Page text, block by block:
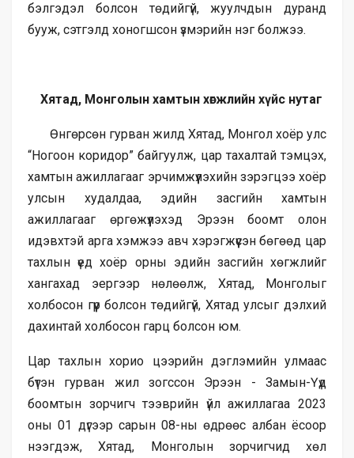
бэлгэдэл болсон төдийгүй, жуулчдын дуранд
бууж, сэтгэлд хоногшсон үзмэрийн нэг болжээ.
Хятад, Монголын хамтын хөгжлийн хүйс нутаг
Өнгөрсөн гурван жилд Хятад, Монгол хоёр улс
“Ногоон коридор” байгуулж, цар тахалтай тэмцэх,
хамтын ажиллагааг эрчимжүүлэхийн зэрэгцээ хоёр
улсын худалдаа, эдийн засгийн хамтын
ажиллагааг өргөжүүлэхэд Эрээн боомт олон
идэвхтэй арга хэмжээ авч хэрэгжүүсэн бөгөөд цар
тахлын үед хоёр орны эдийн засгийн хөгжлийг
хангахад эергээр нөлөөлж, Хятад, Монголыг
холбосон гүүр болсон төдийгүй, Хятад улсыг дэлхий
дахинтай холбосон гарц болсон юм.
Цар тахлын хорио цээрийн дэглэмийн улмаас
бүтэн гурван жил зогссон Эрээн - Замын-Үүд
боомтын зорчигч тээврийн үйл ажиллагаа 2023
оны 01 дүгээр сарын 08-ны өдрөөс албан ёсоор
нээгдэж, Хятад, Монголын зорчигчид хөл